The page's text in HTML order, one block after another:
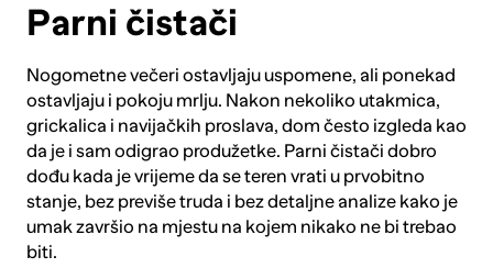
Parni čistači
Nogometne večeri ostavljaju uspomene, ali ponekad
ostavljaju i pokoju mrlju. Nakon nekoliko utakmica,
grickalica i navijačkih proslava, dom često izgleda kao
da je i sam odigrao produžetke. Parni čistači dobro
dođu kada je vrijeme da se teren vrati u prvobitno
stanje, bez previše truda i bez detaljne analize kako je
umak završio na mjestu na kojem nikako ne bi trebao
biti.